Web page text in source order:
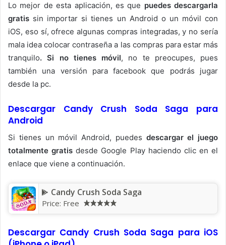
Lo mejor de esta aplicación, es que puedes descargarla
gratis sin importar si tienes un Android o un móvil con
iOS, eso sí, ofrece algunas compras integradas, y no sería
mala idea colocar contraseña a las compras para estar más
tranquilo. Si no tienes móvil, no te preocupes, pues
también una versión para facebook que podrás jugar
desde la pc.
Descargar Candy Crush Soda Saga para
Android
Si tienes un móvil Android, puedes descargar el juego
totalmente gratis desde Google Play haciendo clic en el
enlace que viene a continuación.
Candy Crush Soda Saga
Price: Free
Descargar Candy Crush Soda Saga para iOS